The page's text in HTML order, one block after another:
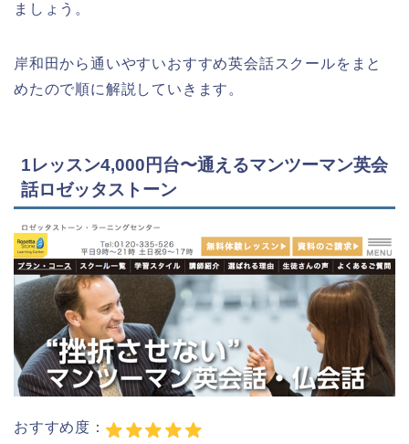
ましょう。
岸和田から通いやすいおすすめ英会話スクールをまと
めたので順に解説していきます。
1レッスン4,000円台〜通えるマンツーマン英会
話ロゼッタストーン
おすすめ度：